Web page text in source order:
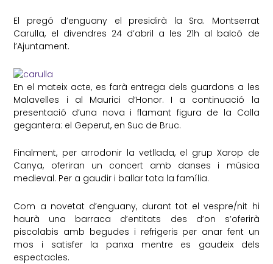
El pregó d’enguany el presidirà la Sra. Montserrat
Carulla, el divendres 24 d’abril a les 21h al balcó de
l’Ajuntament.
En el mateix acte, es farà entrega dels guardons a les
Malavelles i al Maurici d’Honor. I a continuació la
presentació d’una nova i flamant figura de la Colla
gegantera: el Geperut, en Suc de Bruc.
Finalment, per arrodonir la vetllada, el grup Xarop de
Canya, oferiran un concert amb danses i música
medieval. Per a gaudir i ballar tota la família.
Com a novetat d’enguany, durant tot el vespre/nit hi
haurà una barraca d’entitats des d’on s’oferirà
piscolabis amb begudes i refrigeris per anar fent un
mos i satisfer la panxa mentre es gaudeix dels
espectacles.